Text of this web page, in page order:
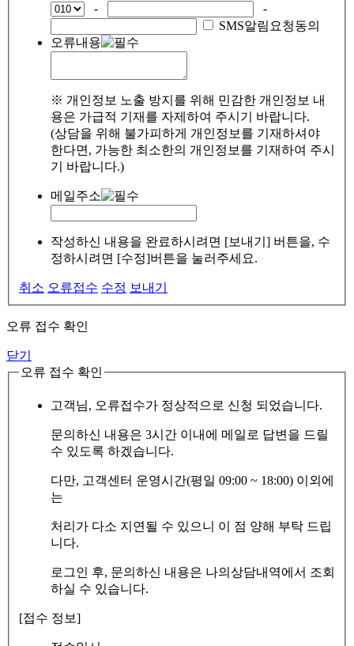
-
-
SMS알림요청동의
오류내용
※ 개인정보 노출 방지를 위해 민감한 개인정보 내
용은 가급적 기재를 자제하여 주시기 바랍니다.
(상담을 위해 불가피하게 개인정보를 기재하셔야
한다면, 가능한 최소한의 개인정보를 기재하여 주시
기 바랍니다.)
메일주소
작성하신 내용을 완료하시려면 [보내기] 버튼을, 수
정하시려면 [수정]버튼을 눌러주세요.
취소 오류접수 수정 보내기
오류 접수 확인
닫기
오류 접수 확인
고객님, 오류접수가 정상적으로 신청 되었습니다.
문의하신 내용은 3시간 이내에 메일로 답변을 드릴
수 있도록 하겠습니다.
다만, 고객센터 운영시간(평일 09:00 ~ 18:00) 이외에
는
처리가 다소 지연될 수 있으니 이 점 양해 부탁 드립
니다.
로그인 후, 문의하신 내용은 나의상담내역에서 조회
하실 수 있습니다.
[접수 정보]